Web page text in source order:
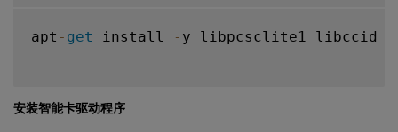
apt - get install - y libpcsclite1 libccid
安装智能卡驱动程序